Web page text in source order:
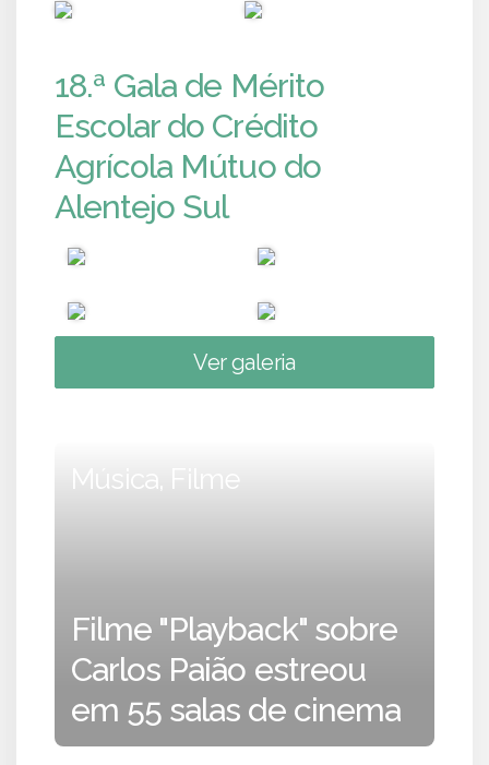
18.ª Gala de Mérito
Escolar do Crédito
Agrícola Mútuo do
Alentejo Sul
Ver galeria
Música, Filme
Filme "Playback" sobre
Carlos Paião estreou
em 55 salas de cinema